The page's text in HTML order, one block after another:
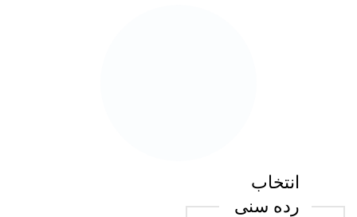
انتخاب
رده سنی